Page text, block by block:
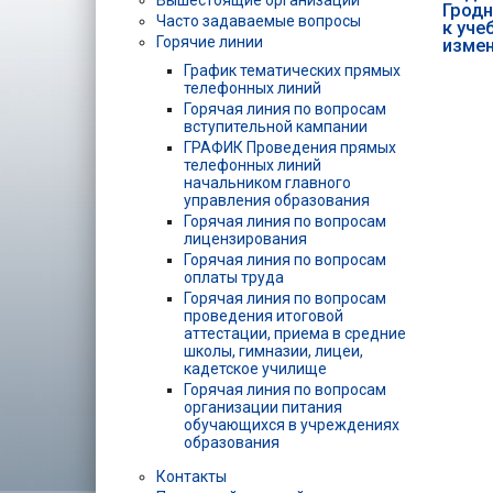
к
Часто задаваемые вопросы
Горячие линии
График тематических прямых
телефонных линий
Горячая линия по вопросам
вступительной кампании
ГРАФИК Проведения прямых
телефонных линий
начальником главного
управления образования
Горячая линия по вопросам
лицензирования
Горячая линия по вопросам
оплаты труда
Горячая линия по вопросам
проведения итоговой
аттестации, приема в средние
школы, гимназии, лицеи,
кадетское училище
Горячая линия по вопросам
организации питания
обучающихся в учреждениях
образования
Контакты